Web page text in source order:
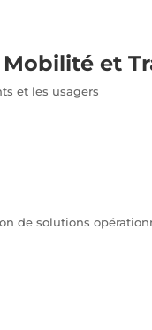
et
et les usagers
de solutions